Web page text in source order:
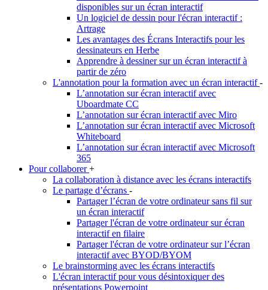
disponibles sur un écran interactif
Un logiciel de dessin pour l'écran interactif :
Artrage
Les avantages des Écrans Interactifs pour les
dessinateurs en Herbe
Apprendre à dessiner sur un écran interactif à
partir de zéro
L'annotation pour la formation avec un écran interactif-
L’annotation sur écran interactif avec
Uboardmate CC
L’annotation sur écran interactif avec Miro
L’annotation sur écran interactif avec Microsoft
Whiteboard
L’annotation sur écran interactif avec Microsoft
365
Pour collaborer+
La collaboration à distance avec les écrans interactifs
Le partage d’écrans -
Partager l’écran de votre ordinateur sans fil sur
un écran interactif
Partager l'écran de votre ordinateur sur écran
interactif en filaire
Partager l'écran de votre ordinateur sur l’écran
interactif avec BYOD/BYOM
Le brainstorming avec les écrans interactifs
L'écran interactif pour vous désintoxiquer des
présentations Powerpoint